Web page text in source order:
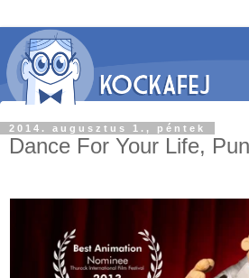
2014. augusztus 1., péntek
Dance For Your Life,